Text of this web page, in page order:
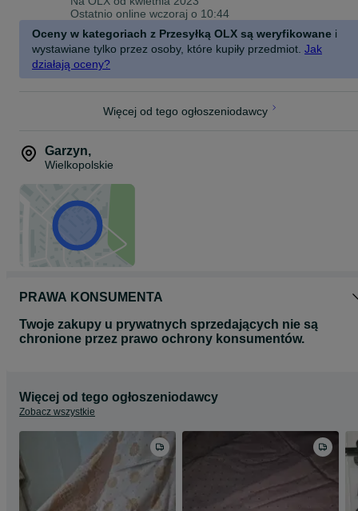
Ostatnio online wczoraj o 10:44
Oceny w kategoriach z Przesyłką OLX są weryfikowane i
wystawiane tylko przez osoby, które kupiły przedmiot. Jak
działają oceny?
Więcej od tego ogłoszeniodawcy
Garzyn,
Wielkopolskie
PRAWA KONSUMENTA
Twoje zakupy u prywatnych sprzedających nie są
chronione przez prawo ochrony konsumentów.
Więcej od tego ogłoszeniodawcy
Zobacz wszystkie